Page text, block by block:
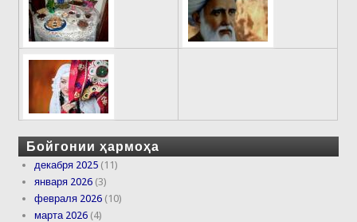
Бойгонии ҳармоҳа
декабря 2025 (11)
января 2026 (3)
февраля 2026 (10)
марта 2026 (4)